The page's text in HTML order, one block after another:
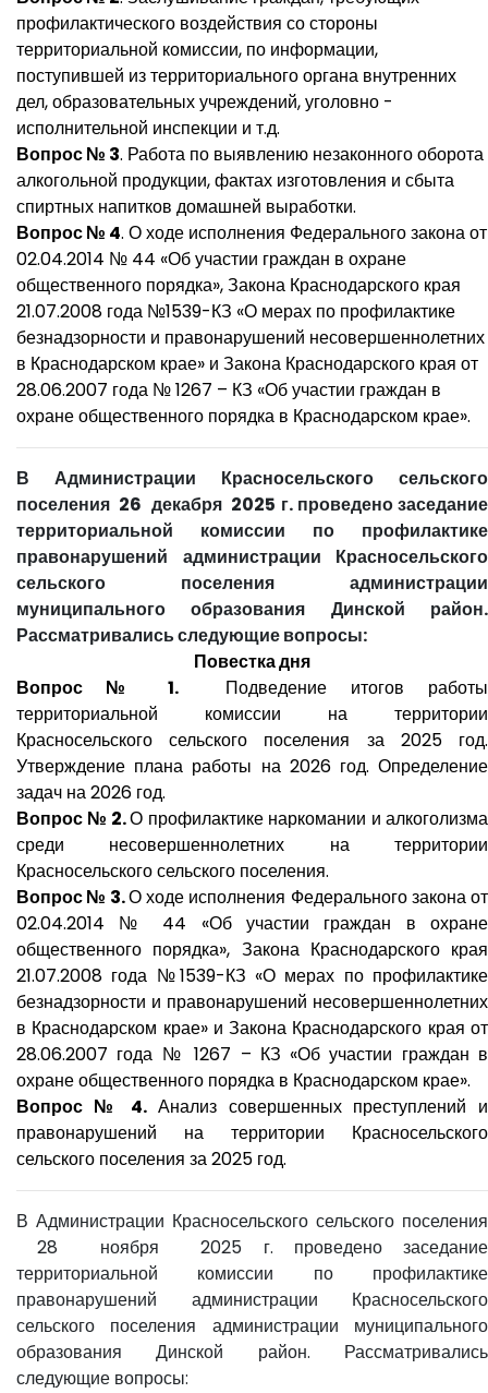
профилактического воздействия со стороны
территориальной комиссии, по информации,
поступившей из территориального органа внутренних
дел, образовательных учреждений, уголовно -
исполнительной инспекции и т.д.
Вопрос № 3. Работа по выявлению незаконного оборота
алкогольной продукции, фактах изготовления и сбыта
спиртных напитков домашней выработки.
Вопрос № 4. О ходе исполнения Федерального закона от
02.04.2014 № 44 «Об участии граждан в охране
общественного порядка», Закона Краснодарского края
21.07.2008 года №1539-КЗ «О мерах по профилактике
безнадзорности и правонарушений несовершеннолетних
в Краснодарском крае» и Закона Краснодарского края от
28.06.2007 года № 1267 – КЗ «Об участии граждан в
охране общественного порядка в Краснодарском крае».
В Администрации Красносельского сельского
поселения 26 декабря 2025 г. проведено заседание
территориальной комиссии по профилактике
правонарушений администрации Красносельского
сельского поселения администрации
муниципального образования Динской район.
Рассматривались следующие вопросы:
Повестка дня
Вопрос № 1.
Подведение итогов работы
территориальной комиссии на территории
Красносельского сельского поселения за 2025 год.
Утверждение плана работы на 2026 год. Определение
задач на 2026 год.
Вопрос № 2.О профилактике наркомании и алкоголизма
среди несовершеннолетних на территории
Красносельского сельского поселения.
Вопрос № 3.О ходе исполнения Федерального закона от
02.04.2014 № 44 «Об участии граждан в охране
общественного порядка», Закона Краснодарского края
21.07.2008 года №1539-КЗ «О мерах по профилактике
безнадзорности и правонарушений несовершеннолетних
в Краснодарском крае» и Закона Краснодарского края от
28.06.2007 года № 1267 – КЗ «Об участии граждан в
охране общественного порядка в Краснодарском крае».
Вопрос № 4. Анализ совершенных преступлений и
правонарушений на территории Красносельского
сельского поселения за 2025 год.
В Администрации Красносельского сельского поселения
28 ноября 2025 г. проведено заседание
территориальной комиссии по профилактике
правонарушений администрации Красносельского
сельского поселения администрации муниципального
образования Динской район. Рассматривались
следующие вопросы: